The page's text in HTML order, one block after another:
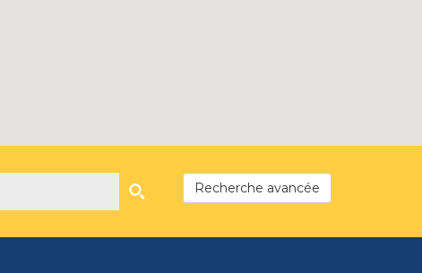
Recherche avancée